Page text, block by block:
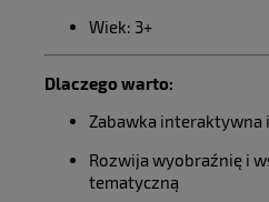
Wiek: 3+
Dlaczego warto:
Zabawka interaktywna
Rozwija wyobraźnię i
tematyczną